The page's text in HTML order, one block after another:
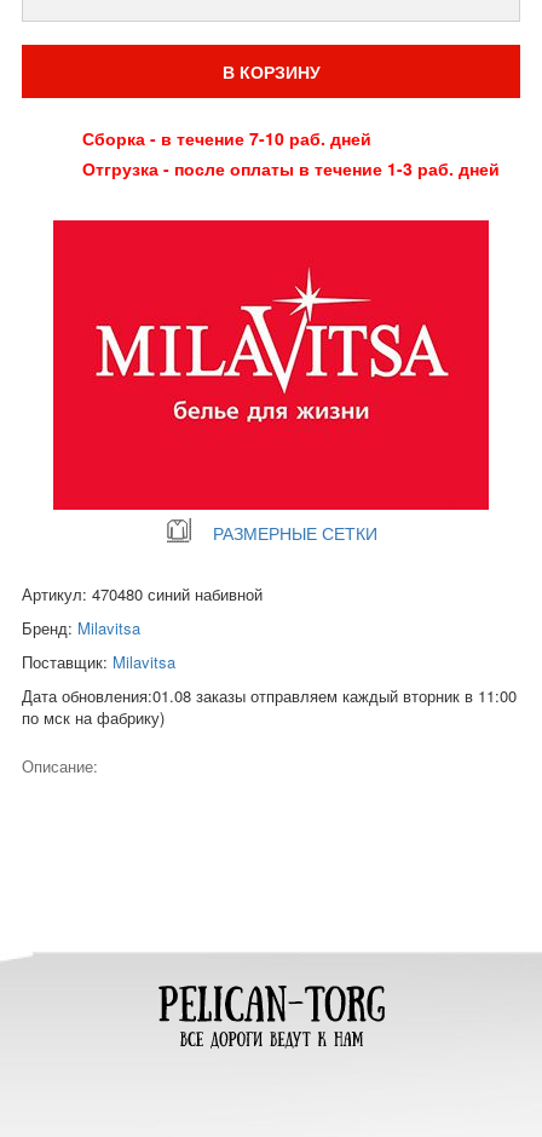
В КОРЗИНУ
Сборка - в течение 7-10 раб. дней
Отгрузка - после оплаты в течение 1-3 раб. дней
РАЗМЕРНЫЕ СЕТКИ
Артикул: 470480 синий набивной
Бренд: Milavitsa
Поставщик: Milavitsa
Дата обновления:01.08 заказы отправляем каждый вторник в 11:00
по мск на фабрику)
Описание: